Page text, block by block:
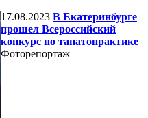
17.08.2023 В Екатеринбурге
прошел Всероссийский
конкурс по танатопрактике
Фоторепортаж